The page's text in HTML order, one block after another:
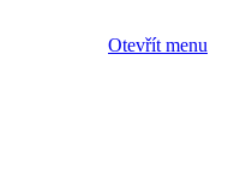
Otevřít menu